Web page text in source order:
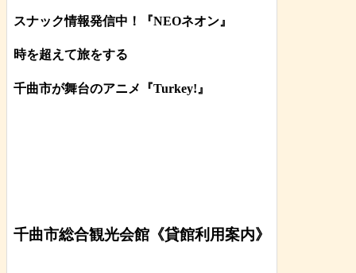
スナック情報発信中！『NEOネオン』
時を超えて旅をする
千曲市が舞台のアニメ『Turkey!』
千曲市総合観光会館《貸館利用案内》